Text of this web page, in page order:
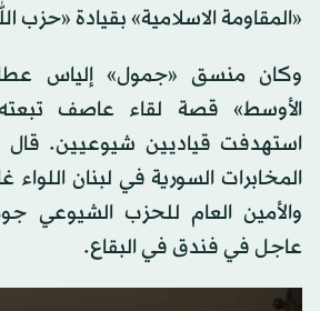
«المقاومة الاسلامية» بقيادة «حزب
وكان منسق «جمول» إلياس
الأوسط» قصة لقاء عاصف
استهدفت قياديين شيوعيين.
المخابرات السورية في لبنان
والأمين العام للحزب الشيوعي
عاجل في فندق في البقاع.